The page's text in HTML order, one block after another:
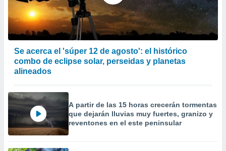
e
mediante
publicidad
publicidad
1199
Se acerca el 'súper 12 de agosto': el histórico
combo de eclipse solar, perseidas y planetas
alineados
A partir de las 15 horas crecerán tormentas
que dejarán lluvias muy fuertes, granizo y
reventones en el este peninsular